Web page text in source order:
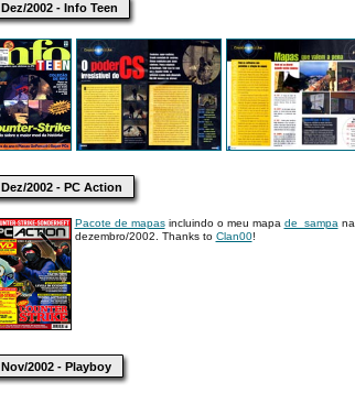
Dez/2002 - Info Teen
Dez/2002 - PC Action
Pacote de mapasincluindo o meu mapa de_sampa
dezembro/2002. Thanks to Clan00!
Nov/2002 - Playboy